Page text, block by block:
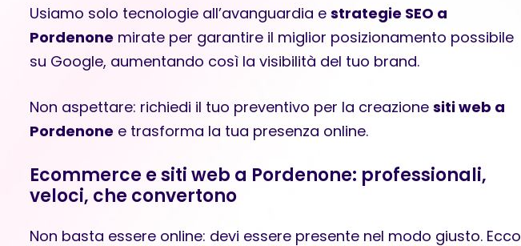
Usiamo solo tecnologie all’avanguardia e strategie SEO a
Pordenone mirate per garantire il miglior posizionamento possibile
su Google, aumentando così la visibilità del tuo brand.
Non aspettare: richiedi il tuo preventivo per la creazione siti web a
Pordenone e trasforma la tua presenza online.
Ecommerce e siti web a Pordenone: professionali,
veloci, che convertono
Non basta essere online: devi essere presente nel modo giusto. Ecco